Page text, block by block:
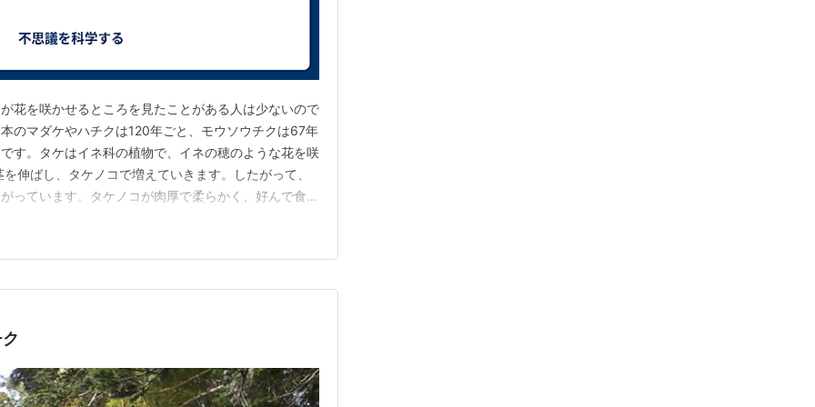
花を咲かせるところを見たことがある人は少ないので
のマダケやハチクは120年ごと、モウソウチクは67年
す。タケはイネ科の植物で、イネの穂のような花を咲
伸ばし、タケノコで増えていきます。したがって、
っています。タケノコが肉厚で柔らかく、好んで食べ
、量が多いと食べきれ…